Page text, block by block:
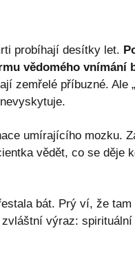
probíhají desítky let.
vědomého vnímání
zemřelé příbuzné.
umírajícího mozku.
vědět, co se děje
bát. Prý ví, že
výraz: